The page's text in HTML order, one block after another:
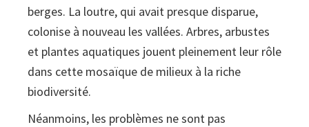
berges. La loutre, qui avait presque disparue,
colonise à nouveau les vallées. Arbres, arbustes
et plantes aquatiques jouent pleinement leur rôle
dans cette mosaïque de milieux à la riche
biodiversité.
Néanmoins, les problèmes ne sont pas